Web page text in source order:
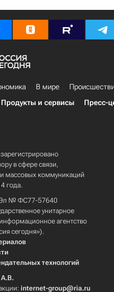
В мире
Продукты и сервисы Пресс-
в сфере связи,
массовых коммуникаций
года.
Эл № ФС77-57640
унитарное
агентство
сегодня»).
технологий
А.В.
internet-group@ria.ru